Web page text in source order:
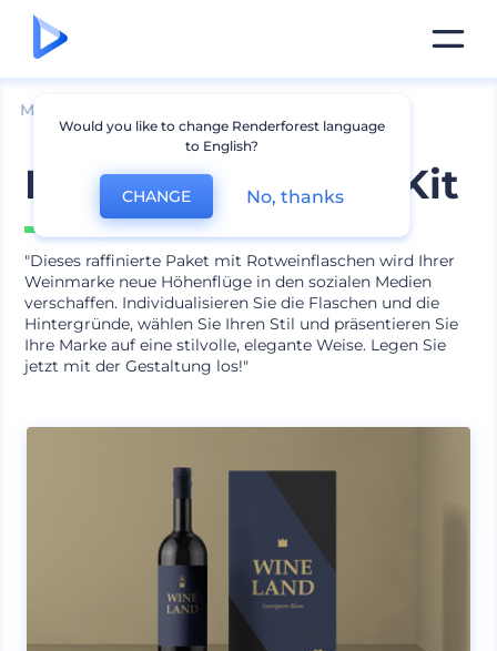
Mockups
Rotwein-Mockup-Kit
Beinhaltet 16 scenes
"Dieses raffinierte Paket mit Rotweinflaschen wird Ihrer
Weinmarke neue Höhenflüge in den sozialen Medien
verschaffen. Individualisieren Sie die Flaschen und die
Hintergründe, wählen Sie Ihren Stil und präsentieren Sie
Ihre Marke auf eine stilvolle, elegante Weise. Legen Sie
jetzt mit der Gestaltung los!"
Would you like to change Renderforest language
to English?
CHANGE No, thanks